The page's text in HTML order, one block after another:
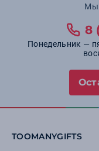
Мы
8
Понедельник —
TOOMANYGIFTS